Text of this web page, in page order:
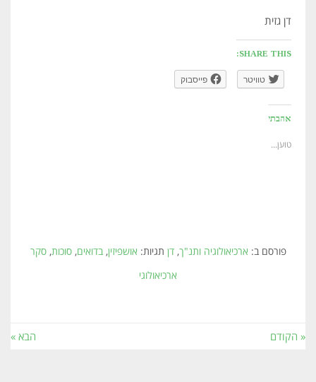
דן גזית
SHARE THIS:
טוויטר פייסבוק
אהבתי
טוען...
פורסם ב: ארכיאולוגיה ותנ"ך,דן תגיות: אושפיזין,בדואים,סוכות,סקר
ארכיאולוגי
« הקודם הבא »